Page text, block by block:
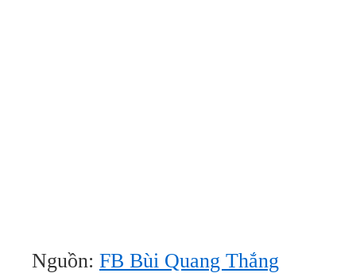
Nguồn: FB Bùi Quang Thắng